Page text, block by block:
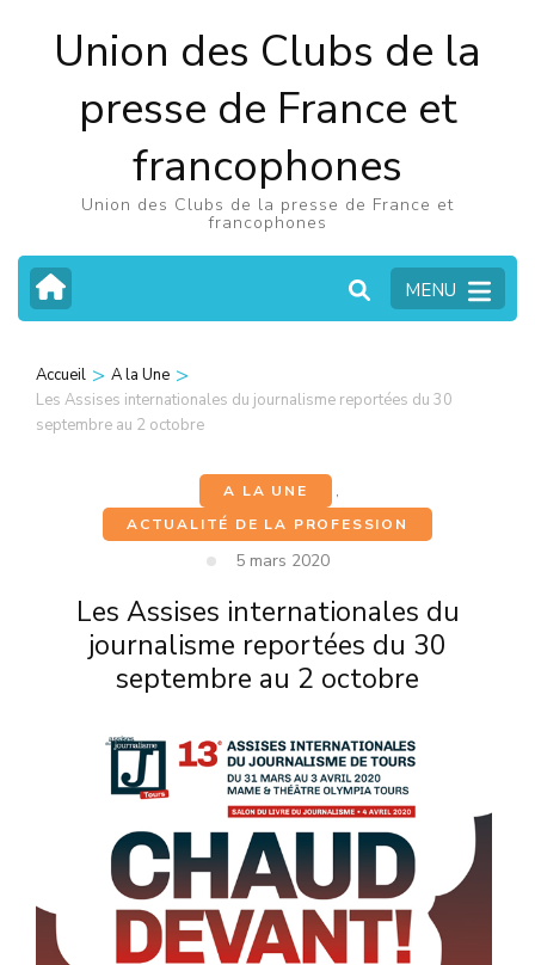
Union des Clubs de la
presse de France et
francophones
Union des Clubs de la presse de France et
francophones
MENU
Accueil > A la Une >
Les Assises internationales du journalisme reportées du 30
septembre au 2 octobre
A LA UNE
,
ACTUALITÉ DE LA PROFESSION
5 mars 2020
Les Assises internationales du
journalisme reportées du 30
septembre au 2 octobre